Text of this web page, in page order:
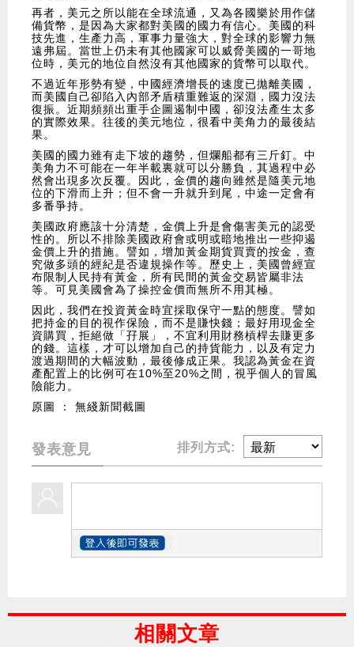
再者，美元之所以能在全球流通，又為各國樂於用作儲
備貨幣，是因為大家都對美國的國力有信心。美國的科
技先進，生產力高，軍事力量強大，對全球的影響力無
遠弗屆。當世上仍未有其他國家可以威脅美國的一哥地
位時，美元的地位自然沒有其他國家的貨幣可以取代。
不過近年形勢有變，中國經濟增長的速度已拋離美國，
而美國自己卻陷入內部矛盾積重難返的深淵，國力沒法
復振。近期頻頻出重手企圖遏制中國，卻沒法產生太多
的實際效果。往後的美元地位，很看中美角力的最後結
果。
美國的國力雖有走下坡的趨勢，但爛船都有三斤釘。中
美角力不可能在一年半載裏就可以分勝負，其過程中必
然會出現多次反覆。因此，金價的趨向雖然是隨美元地
位的下滑而上升；但不會一升就升到尾，中途一定會有
多番爭持。
美國政府應該十分清楚，金價上升是會傷害美元的認受
性的。所以不排除美國政府會或明或暗地推出一些抑遏
金價上升的措施。譬如，增加黃金期貨買賣的按金，查
究做多頭的經紀是否違規操作等。歷史上，美國曾經宣
布限制人民持有黃金，所有民間的黃金交易皆屬非法
等。可見美國會為了操控金價而無所不用其極。
因此，我們在投資黃金時宜採取保守一點的態度。譬如
把持金的目的視作保險，而不是賺快錢；最好用現金全
資購買，拒絕做「孖展」，不宜利用財務槓桿去賺更多
的錢。這樣，才可以增加自己的持貨能力，以及有定力
渡過期間的大幅波動，最後修成正果。我認為黃金在資
產配置上的比例可在10%至20%之間，視乎個人的冒風
險能力。
原圖 ： 無綫新聞截圖
發表意見 排列方式:
相關文章